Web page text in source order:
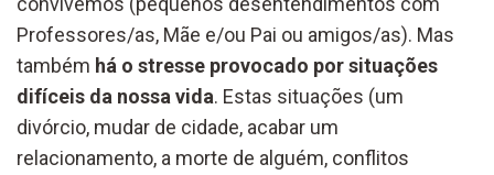
Professores/as, Mãe e/ou Pai ou amigos/as). Mas
também há o stresse provocado por situações
difíceis da nossa vida. Estas situações (um
divórcio, mudar de cidade, acabar um
relacionamento, a morte de alguém, conflitos